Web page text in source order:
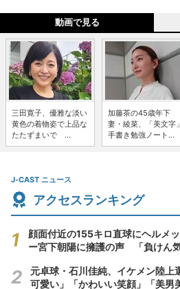
動画で見る
三田寛子、優雅な淡い
黄色の着物姿で上品な
たたずまいで ...
加藤茶の45歳年下
妻・綾菜、「美文字」
手書き勉強ノート...
J-CAST ニュース
アクセスランキング
顔面付近の155キロ直球にヘルメ
ー宮下朝陽に擁護の声 「負けん
元卓球・石川佳純、イケメン陸
可愛い」「かわいい笑顔」「美男